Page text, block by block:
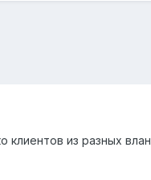
клиентов из разных